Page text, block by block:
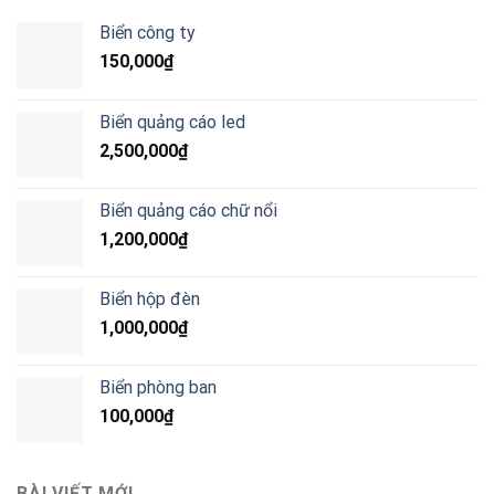
Biển công ty
150,000₫
Biển quảng cáo led
2,500,000₫
Biển quảng cáo chữ nổi
1,200,000₫
Biển hộp đèn
1,000,000₫
Biển phòng ban
100,000₫